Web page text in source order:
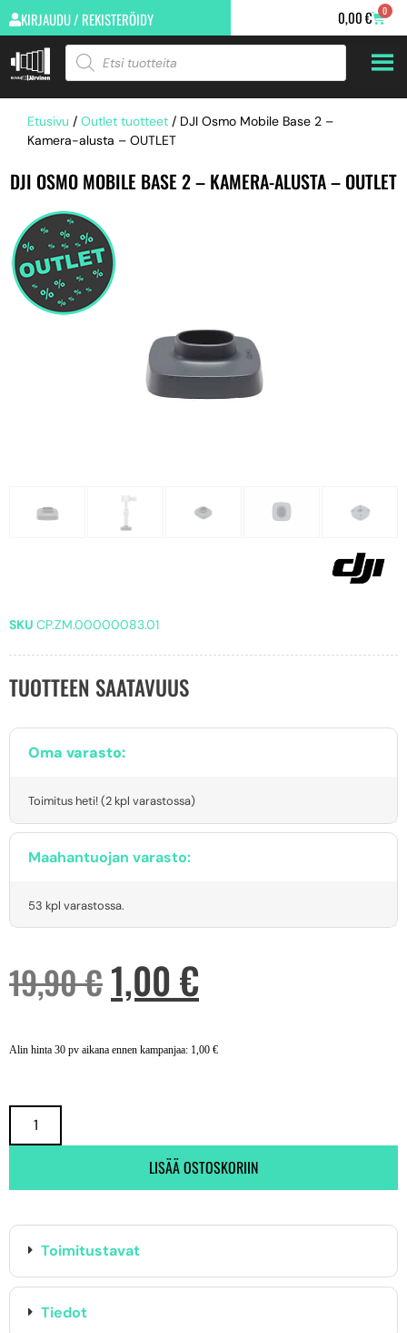
KIRJAUDU / REKISTERÖIDY 0,00€ 0
Etusivu / Outlet tuotteet / DJI Osmo Mobile Base 2 –
Kamera-alusta – OUTLET
DJI OSMO MOBILE BASE 2 – KAMERA-ALUSTA – OUTLET
SKU CP.ZM.00000083.01
TUOTTEEN SAATAVUUS
Oma varasto:
Toimitus heti! (2 kpl varastossa)
Maahantuojan varasto:
53 kpl varastossa.
19,90€1,00 €
Alin hinta 30 pv aikana ennen kampanjaa: 1,00 €
LISÄÄ OSTOSKORIIN
Toimitustavat
Tiedot